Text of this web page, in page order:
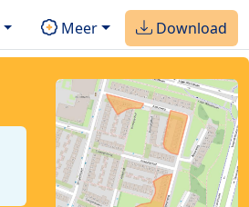
Meer Download